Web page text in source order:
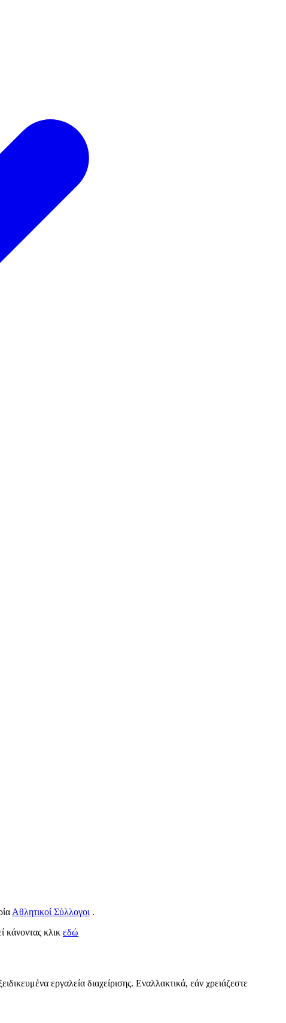
Αθλητικοί Σύλλογοι .
κάνοντας κλικ εδώ
εργαλεία διαχείρισης. Εναλλακτικά, εάν χρειάζεστε